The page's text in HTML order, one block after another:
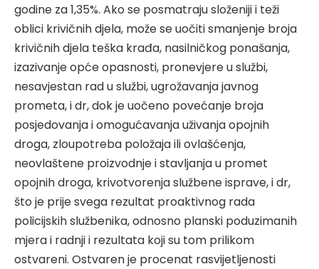
godine za 1,35%. Ako se posmatraju složeniji i teži
oblici krivičnih djela, može se uočiti smanjenje broja
krivičnih djela teška krađa, nasilničkog ponašanja,
izazivanje opće opasnosti, pronevjere u službi,
nesavjestan rad u službi, ugrožavanja javnog
prometa, i dr, dok je uočeno povećanje broja
posjedovanja i omogućavanja uživanja opojnih
droga, zloupotreba položaja ili ovlašćenja,
neovlaštene proizvodnje i stavljanja u promet
opojnih droga, krivotvorenja službene isprave, i dr,
što je prije svega rezultat proaktivnog rada
policijskih službenika, odnosno planski poduzimanih
mjera i radnji i rezultata koji su tom prilikom
ostvareni. Ostvaren je procenat rasvijetljenosti